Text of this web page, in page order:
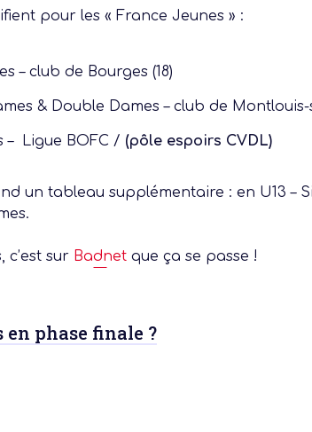
pour les « France Jeunes » :
– club de Bourges (18)
& Double Dames – club de Montlouis-
– Ligue BOFC / (pôle espoirs CVDL)
un tableau supplémentaire : en U13 –
sur Badnet que ça se passe !
en phase finale ?